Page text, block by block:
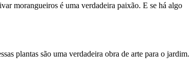
morangueiros é uma verdadeira paixão. E se há algo
plantas são uma verdadeira obra de arte para o jardim.